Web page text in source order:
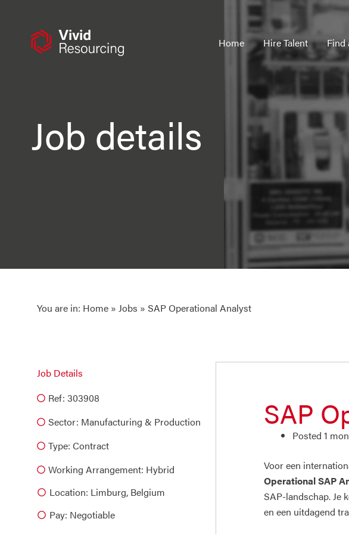
Home Hire Talent Find
Job details
You are in: Home » Jobs » SAP Operational Analyst
Job Details
Ref: 303908
Sector: Manufacturing & Production
Type: Contract
Working Arrangement: Hybrid
Location: Limburg, Belgium
Pay: Negotiable
SAP
Posted 1
Voor een
Operational SAP
SAP-landschap. Je
en een uitdagend